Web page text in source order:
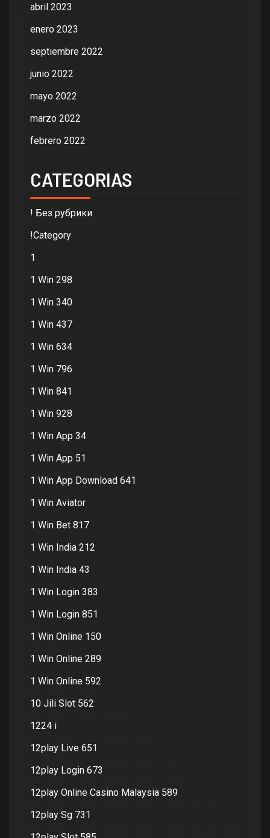
abril 2023
enero 2023
septiembre 2022
junio 2022
mayo 2022
marzo 2022
febrero 2022
CATEGORIAS
! Без рубрики
!Category
1
1 Win 298
1 Win 340
1 Win 437
1 Win 634
1 Win 796
1 Win 841
1 Win 928
1 Win App 34
1 Win App 51
1 Win App Download 641
1 Win Aviator
1 Win Bet 817
1 Win India 212
1 Win India 43
1 Win Login 383
1 Win Login 851
1 Win Online 150
1 Win Online 289
1 Win Online 592
10 Jili Slot 562
1224 i
12play Live 651
12play Login 673
12play Online Casino Malaysia 589
12play Sg 731